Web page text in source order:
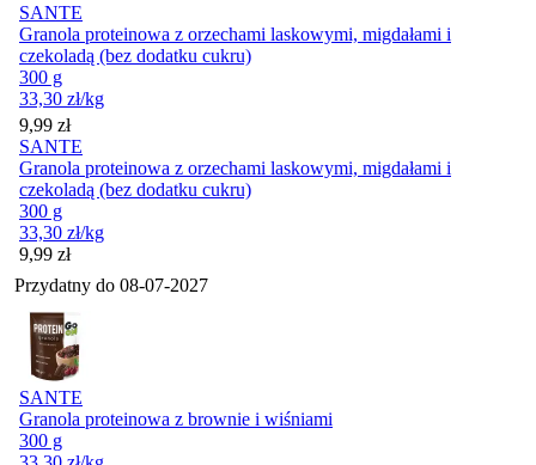
SANTE
Granola proteinowa z orzechami laskowymi, migdałami i
czekoladą (bez dodatku cukru)
300 g
33,30 zł/kg
Cena
9,99 zł
SANTE
Granola proteinowa z orzechami laskowymi, migdałami i
czekoladą (bez dodatku cukru)
300 g
33,30 zł/kg
Cena
9,99 zł
Przydatny do 08-07-2027
SANTE
Granola proteinowa z brownie i wiśniami
300 g